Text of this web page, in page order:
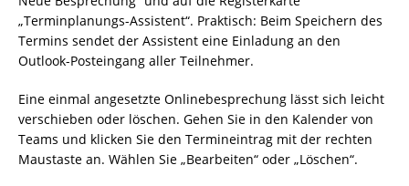
„Terminplanungs-Assistent“. Praktisch: Beim Speichern des
Termins sendet der Assistent eine Einladung an den
Outlook-Posteingang aller Teilnehmer.
Eine einmal angesetzte Onlinebesprechung lässt sich leicht
verschieben oder löschen. Gehen Sie in den Kalender von
Teams und klicken Sie den Termineintrag mit der rechten
Maustaste an. Wählen Sie „Bearbeiten“ oder „Löschen“.